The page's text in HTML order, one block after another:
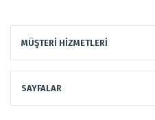
MÜŞTERİ HİZMETLERİ
SAYFALAR